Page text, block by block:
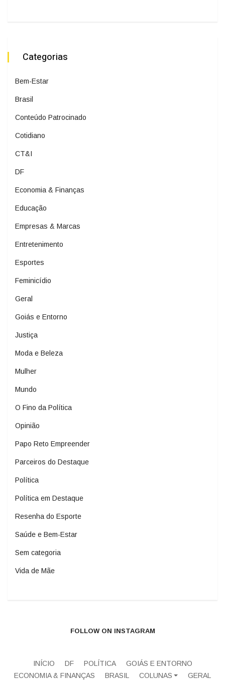
Categorias
Bem-Estar
Brasil
Conteúdo Patrocinado
Cotidiano
CT&I
DF
Economia & Finanças
Educação
Empresas & Marcas
Entretenimento
Esportes
Feminicídio
Geral
Goiás e Entorno
Justiça
Moda e Beleza
Mulher
Mundo
O Fino da Política
Opinião
Papo Reto Empreender
Parceiros do Destaque
Política
Política em Destaque
Resenha do Esporte
Saúde e Bem-Estar
Sem categoria
Vida de Mãe
FOLLOW ON INSTAGRAM
INÍCIO DF POLÍTICA
GOIÁS E ENTORNO
ECONOMIA & FINANÇAS
BRASIL COLUNAS GERAL